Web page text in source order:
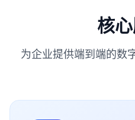
核
为企业提供端到端的数